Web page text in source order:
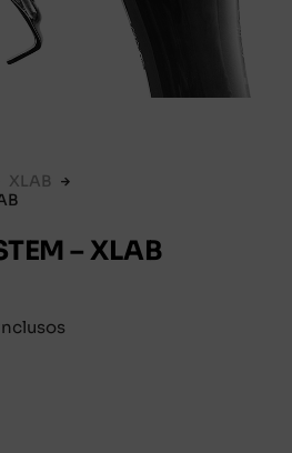
XLAB
– XLAB